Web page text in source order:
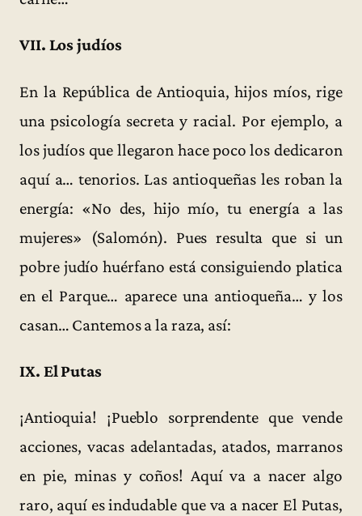
VII. Los judíos
En la República de Antioquia, hijos míos, rige
una psicología secreta y racial. Por ejemplo, a
los judíos que llegaron hace poco los dedicaron
aquí a… tenorios. Las antioqueñas les roban la
energía: «No des, hijo mío, tu energía a las
mujeres» (Salomón). Pues resulta que si un
pobre judío huérfano está consiguiendo platica
en el Parque… aparece una antioqueña… y los
casan… Cantemos a la raza, así:
IX. El Putas
¡Antioquia! ¡Pueblo sorprendente que vende
acciones, vacas adelantadas, atados, marranos
en pie, minas y coños! Aquí va a nacer algo
raro, aquí es indudable que va a nacer El Putas,